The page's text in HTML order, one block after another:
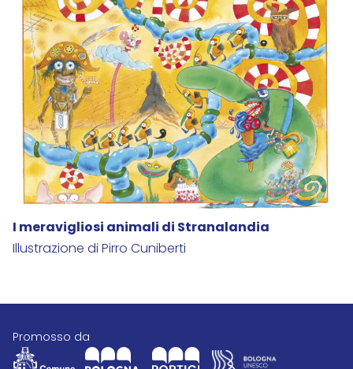
I meravigliosi animali di Stranalandia
Illustrazione di Pirro Cuniberti
promosso da